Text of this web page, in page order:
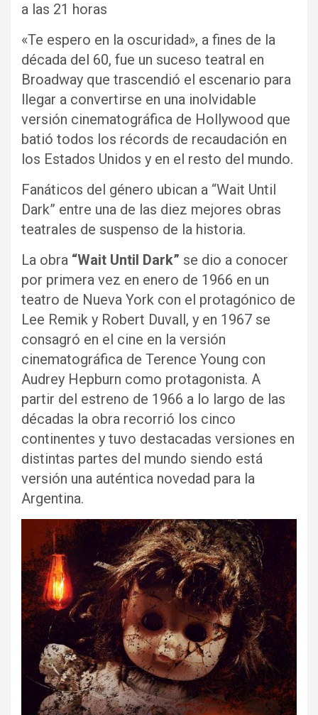
a las 21 horas
«Te espero en la oscuridad», a fines de la
década del 60, fue un suceso teatral en
Broadway que trascendió el escenario para
llegar a convertirse en una inolvidable
versión cinematográfica de Hollywood que
batió todos los récords de recaudación en
los Estados Unidos y en el resto del mundo.
Fanáticos del género ubican a “Wait Until
Dark” entre una de las diez mejores obras
teatrales de suspenso de la historia.
La obra “Wait Until Dark” se dio a conocer
por primera vez en enero de 1966 en un
teatro de Nueva York con el protagónico de
Lee Remik y Robert Duvall, y en 1967 se
consagró en el cine en la versión
cinematográfica de Terence Young con
Audrey Hepburn como protagonista. A
partir del estreno de 1966 a lo largo de las
décadas la obra recorrió los cinco
continentes y tuvo destacadas versiones en
distintas partes del mundo siendo está
versión una auténtica novedad para la
Argentina.